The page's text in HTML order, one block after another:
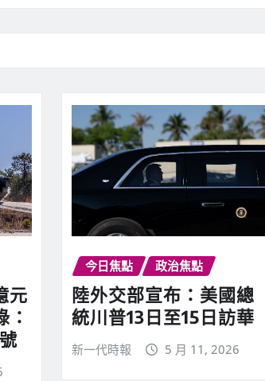
元
今日焦點 政治焦點
陸外交部宣布：美國總
統川普13日至15日訪華
新一代時報 5 月 11, 2026